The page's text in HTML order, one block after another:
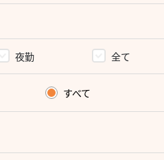
夜勤 全て
すべて